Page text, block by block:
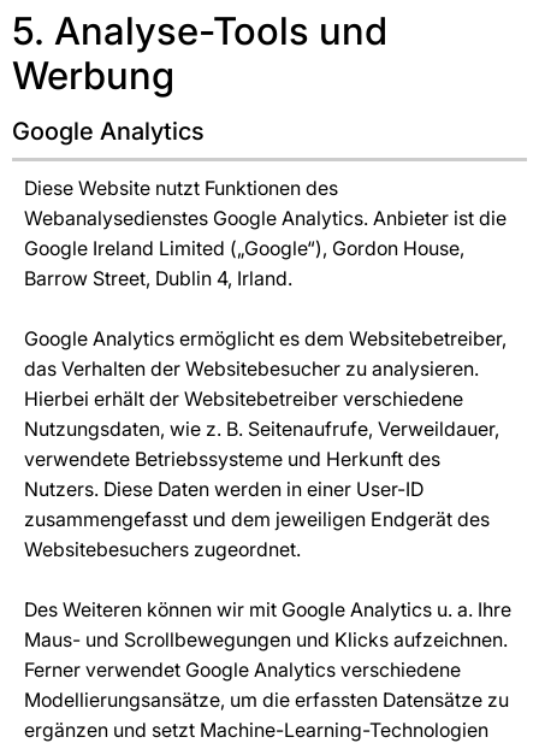
5. Analyse-Tools und
Werbung
Google Analytics
Diese Website nutzt Funktionen des
Webanalysedienstes Google Analytics. Anbieter ist die
Google Ireland Limited („Google“), Gordon House,
Barrow Street, Dublin 4, Irland.
Google Analytics ermöglicht es dem Websitebetreiber,
das Verhalten der Websitebesucher zu analysieren.
Hierbei erhält der Websitebetreiber verschiedene
Nutzungsdaten, wie z. B. Seitenaufrufe, Verweildauer,
verwendete Betriebssysteme und Herkunft des
Nutzers. Diese Daten werden in einer User-ID
zusammengefasst und dem jeweiligen Endgerät des
Websitebesuchers zugeordnet.
Des Weiteren können wir mit Google Analytics u. a. Ihre
Maus- und Scrollbewegungen und Klicks aufzeichnen.
Ferner verwendet Google Analytics verschiedene
Modellierungsansätze, um die erfassten Datensätze zu
ergänzen und setzt Machine-Learning-Technologien